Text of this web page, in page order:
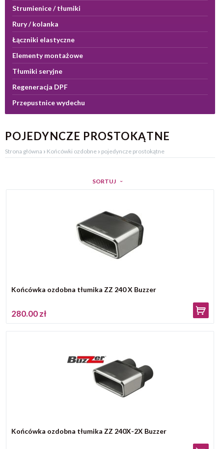
Strumienice / tłumiki
Rury / kolanka
Łączniki elastyczne
Elementy montażowe
Tłumiki seryjne
Regeneracja DPF
Przepustnice wydechu
POJEDYNCZE PROSTOKĄTNE
Strona główna › Końcówki ozdobne › pojedyncze prostokątne
SORTUJ
Końcówka ozdobna tłumika ZZ 240 X Buzzer
280.00 zł
Końcówka ozdobna tłumika ZZ 240X-2X Buzzer